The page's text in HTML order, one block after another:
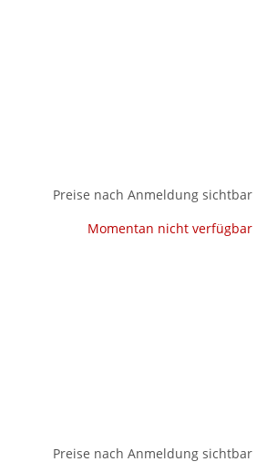
Preise nach Anmeldung sichtbar
Momentan nicht verfügbar
Preise nach Anmeldung sichtbar